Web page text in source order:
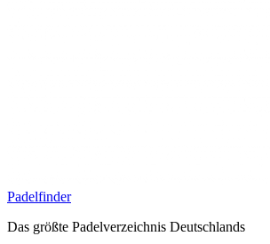
Padelfinder
Das größte Padelverzeichnis Deutschlands